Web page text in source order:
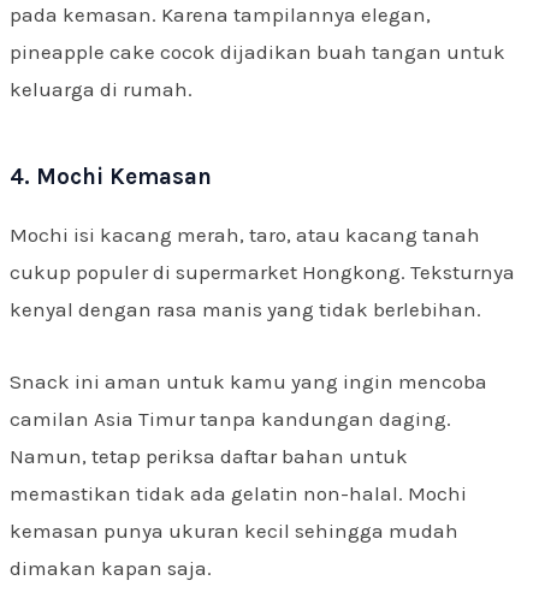
pada kemasan. Karena tampilannya elegan,
pineapple cake cocok dijadikan buah tangan untuk
keluarga di rumah.
4. Mochi Kemasan
Mochi isi kacang merah, taro, atau kacang tanah
cukup populer di supermarket Hongkong. Teksturnya
kenyal dengan rasa manis yang tidak berlebihan.
Snack ini aman untuk kamu yang ingin mencoba
camilan Asia Timur tanpa kandungan daging.
Namun, tetap periksa daftar bahan untuk
memastikan tidak ada gelatin non-halal. Mochi
kemasan punya ukuran kecil sehingga mudah
dimakan kapan saja.